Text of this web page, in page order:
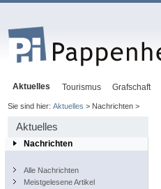
Aktuelles Tourismus Grafschaft
Sie sind hier: Aktuelles > Nachrichten >
Aktuelles
Nachrichten
Alle Nachrichten
Meistgelesene Artikel